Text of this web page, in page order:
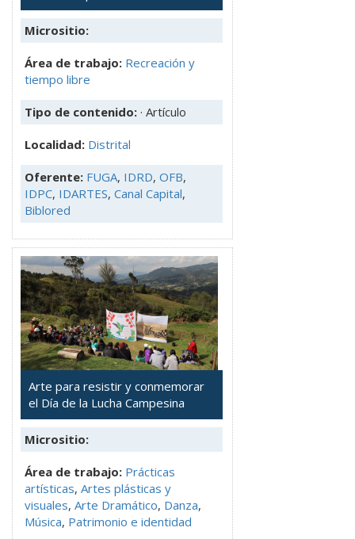
Micrositio:
Área de trabajo: Recreación y
tiempo libre
Tipo de contenido: · Artículo
Localidad: Distrital
Oferente: FUGA, IDRD, OFB,
IDPC, IDARTES, Canal Capital,
Biblored
Arte para resistir y conmemorar
el Día de la Lucha Campesina
Micrositio:
Área de trabajo: Prácticas
artísticas, Artes plásticas y
visuales, Arte Dramático, Danza,
Música, Patrimonio e identidad